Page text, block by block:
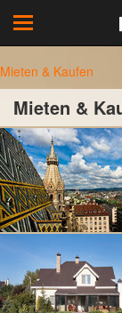
Toggle
navigation
Mieten & Kaufen
Mieten &